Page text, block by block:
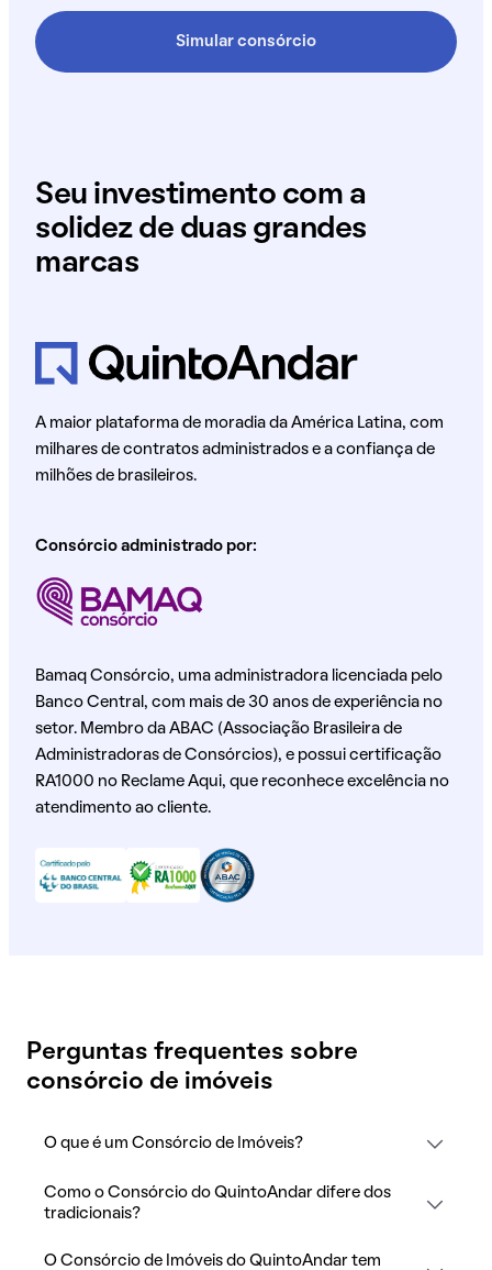
Simular consórcio
Seu investimento com a
solidez de duas grandes
marcas
A maior plataforma de moradia da América Latina, com
milhares de contratos administrados e a confiança de
milhões de brasileiros.
Consórcio administrado por:
Bamaq Consórcio, uma administradora licenciada pelo
Banco Central, com mais de 30 anos de experiência no
setor. Membro da ABAC (Associação Brasileira de
Administradoras de Consórcios), e possui certificação
RA1000 no Reclame Aqui, que reconhece excelência no
atendimento ao cliente.
Perguntas frequentes sobre
consórcio de imóveis
O que é um Consórcio de Imóveis?
Como o Consórcio do QuintoAndar difere dos
tradicionais?
O Consórcio de Imóveis do QuintoAndar tem